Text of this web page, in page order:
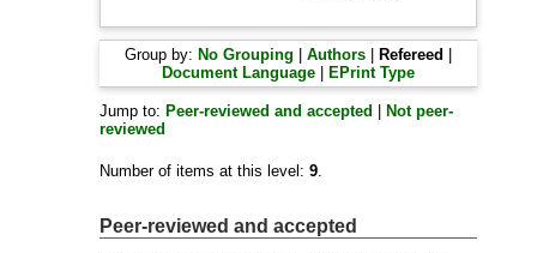
Group by: No Grouping |Authors Refereed
Document Language
EPrint Type
Jump to: Peer-reviewed and accepted
Not peer-
reviewed
Number of items at this level:9.
Peer-reviewed and accepted